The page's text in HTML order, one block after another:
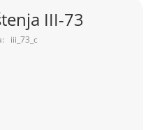
III-73
iii_73_c